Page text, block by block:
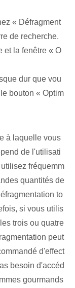
« Défragment
de recherche.
et la fenêtre « O
dur que vou
bouton « Optim
à laquelle vous
de l'utilisati
fréquemm
quantités de
to
si vous utilis
trois ou quatre
peut
d'effect
besoin d'accéd
gourmands